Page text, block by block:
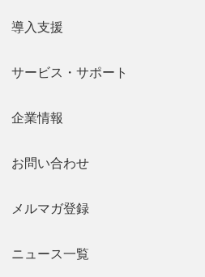
導入支援
サービス・サポート
企業情報
お問い合わせ
メルマガ登録
ニュース一覧